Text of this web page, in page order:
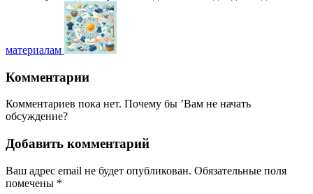
материалам
Комментарии
Комментариев пока нет. Почему бы ’Вам не начать
обсуждение?
Добавить комментарий
Ваш адрес email не будет опубликован. Обязательные поля
помечены *